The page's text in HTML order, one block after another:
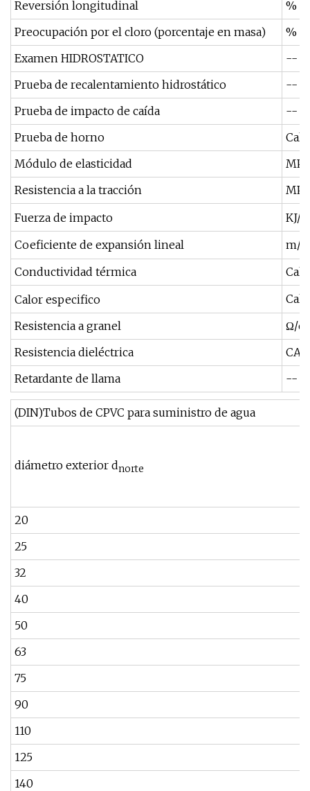
Reversión longitudinal
%
Preocupación por el cloro (porcentaje en masa)
%
Examen HIDROSTATICO
--
Prueba de recalentamiento hidrostático
--
Prueba de impacto de caída
--
Prueba de horno
Cal/
Módulo de elasticidad
MPa
Resistencia a la tracción
MPa
Fuerza de impacto
KJ/
Coeficiente de expansión lineal
m/
Conductividad térmica
Cal/
Calor especifico
Cal/
Resistencia a granel
Ω/
Resistencia dieléctrica
CA,
Retardante de llama
--
(DIN)Tubos de CPVC para suministro de agua
diámetro exterior dnorte
20
25
32
40
50
63
75
90
110
125
140